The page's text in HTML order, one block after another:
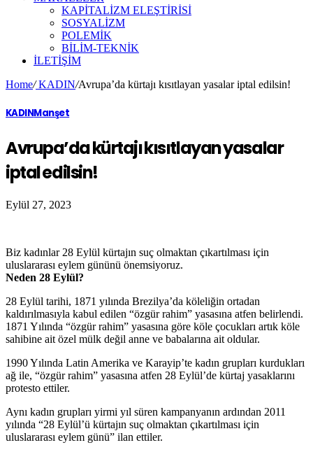
KAPİTALİZM ELEŞTİRİSİ
SOSYALİZM
POLEMİK
BİLİM-TEKNİK
ILETIŞIM
Home/KADIN/Avrupa’da kürtajı kısıtlayan yasalar iptal edilsin!
KADINManşet
Avrupa’da kürtajı kısıtlayan yasalar
iptal edilsin!
Eylül 27, 2023
Biz kadınlar 28 Eylül kürtajın suç olmaktan çıkartılması için
uluslararası eylem gününü önemsiyoruz.
Neden 28 Eylül?
28 Eylül tarihi, 1871 yılında Brezilya’da köleliğin ortadan
kaldırılmasıyla kabul edilen “özgür rahim” yasasına atfen belirlendi.
1871 Yılında “özgür rahim” yasasına göre köle çocukları artık köle
sahibine ait özel mülk değil anne ve babalarına ait oldular.
1990 Yılında Latin Amerika ve Karayip’te kadın grupları kurdukları
ağ ile, “özgür rahim” yasasına atfen 28 Eylül’de kürtaj yasaklarını
protesto ettiler.
Aynı kadın grupları yirmi yıl süren kampanyanın ardından 2011
yılında “28 Eylül’ü kürtajın suç olmaktan çıkartılması için
uluslararası eylem günü” ilan ettiler.